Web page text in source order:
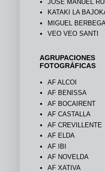
JOSÉ MANUEL
KATAKI LA
MIGUEL
VEO VEO SANTI
AGRUPACIONES
FOTOGRÁFICAS
AF ALCOI
AF BENISSA
AF BOCAIRENT
AF CASTALLA
AF CREVILLENTE
AF ELDA
AF IBI
AF NOVELDA
AF XATIVA